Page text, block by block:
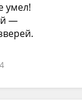
умел!
—